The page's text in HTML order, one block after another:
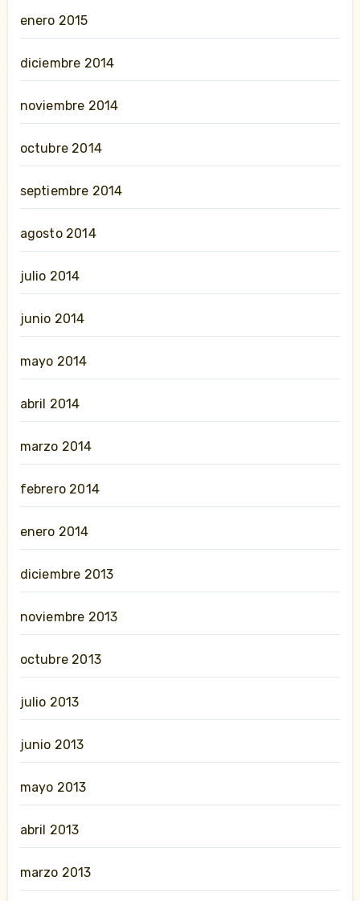
enero 2015
diciembre 2014
noviembre 2014
octubre 2014
septiembre 2014
agosto 2014
julio 2014
junio 2014
mayo 2014
abril 2014
marzo 2014
febrero 2014
enero 2014
diciembre 2013
noviembre 2013
octubre 2013
julio 2013
junio 2013
mayo 2013
abril 2013
marzo 2013